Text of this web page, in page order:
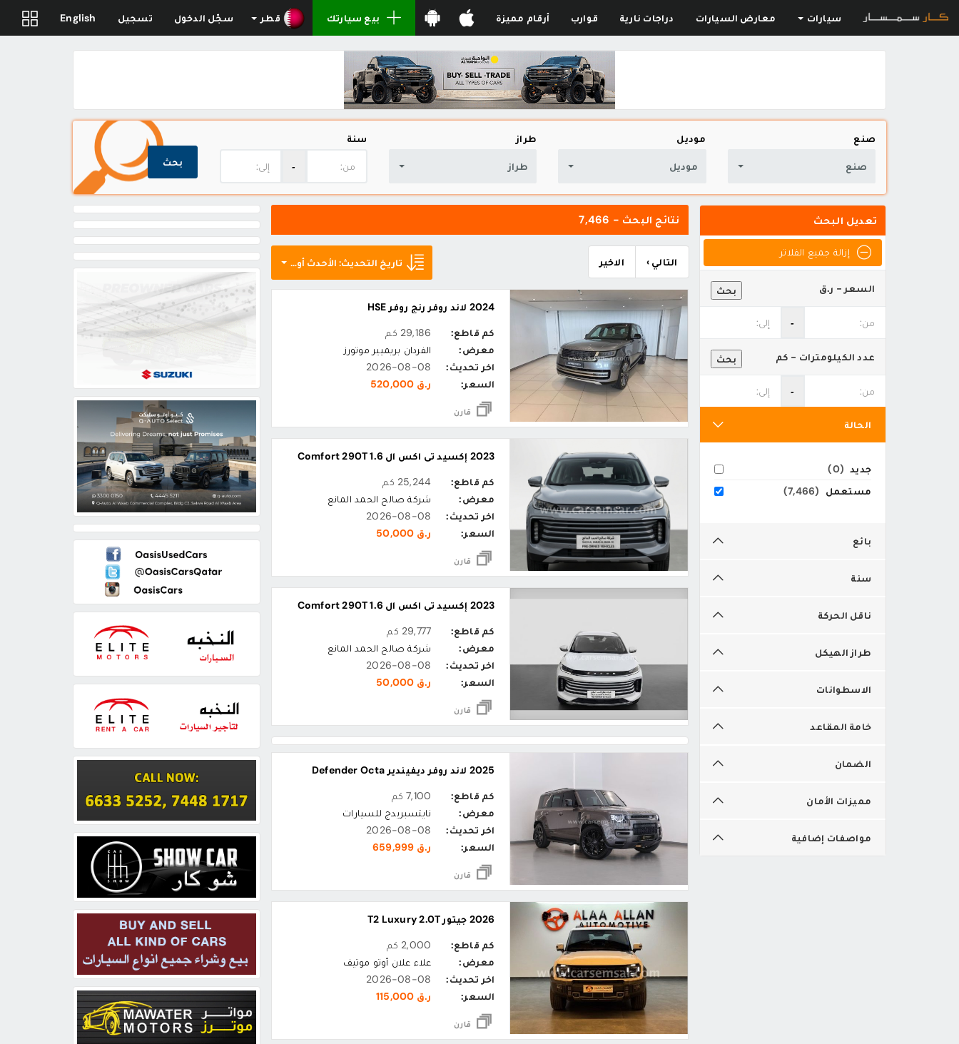
سيارات معارض السيارات دراجات نارية قوارب أرقام مميزة بيع سيارتك قطر سجّل الدخول تسجيل English
صنع
صنع
موديل
موديل
طراز
طراز
سنة
‐ بحث
تعديل البحث
إزالة جميع الفلاتر
بحث السعر - ر.ق
‐
بحث عدد الكيلومترات - كم
‐
الحالة
جديد (0)
مستعمل
(7,466)
بائع
سنة
ناقل الحركة
طراز الهيكل
الاسطوانات
خامة المقاعد
الضمان
مميزات الأمان
مواصفات إضافية
نتائج البحث - 7,466
التالي › الاخير تاريخ التحديث: الأحدث أولاً
2024 لاند روفر رنج روفر HSE
كم قاطع:
29,186 كم
معرض:
الفردان بريميير موتورز
اخر تحديث:
2026-08-08
السعر:
ر.ق 520,000
قارن
2023 إكسيد تي اكس ال Comfort 290T 1.6
كم قاطع:
25,244 كم
معرض:
شركة صالح الحمد المانع
اخر تحديث:
2026-08-08
السعر:
ر.ق 50,000
قارن
2023 إكسيد تي اكس ال Comfort 290T 1.6
كم قاطع:
29,777 كم
معرض:
شركة صالح الحمد المانع
اخر تحديث:
2026-08-08
السعر:
ر.ق 50,000
قارن
2025 لاند روفر ديفيندير Defender Octa
كم قاطع:
7,100 كم
معرض:
نايتسبريدج للسيارات
اخر تحديث:
2026-08-08
السعر:
ر.ق 659,999
قارن
2026 جيتور T2 Luxury 2.0T
كم قاطع:
2,000 كم
معرض:
علاء علان أوتو موتيف
اخر تحديث:
2026-08-08
السعر:
ر.ق 115,000
قارن